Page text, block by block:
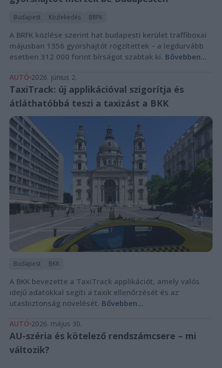
Budapest Közlekedés BRFK
A BRFK közlése szerint hat budapesti kerület traffiboxai
májusban 1356 gyorshajtót rögzítettek – a legdurvább
esetben 312 000 forint bírságot szabtak ki. Bővebben...
AUTÓ 2026. június 2.
TaxiTrack: új applikációval szigorítja és
átláthatóbbá teszi a taxizást a BKK
Budapest BKK
A BKK bevezette a TaxiTrack applikációt, amely valós
idejű adatokkal segíti a taxik ellenőrzését és az
utasbiztonság növelését. Bővebben...
AUTÓ 2026. május 30.
AU-széria és kötelező rendszámcsere – mi
változik?